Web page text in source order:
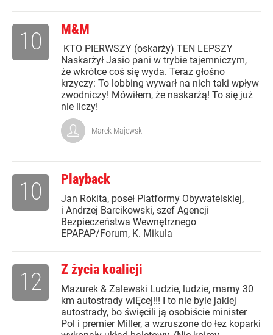
M&M
KTO PIERWSZY (oskarży) TEN LEPSZY
Naskarżył Jasio pani w trybie tajemniczym,
że wkrótce coś się wyda. Teraz głośno
krzyczy: To lobbing wywarł na nich taki wpływ
zwodniczy! Mówiłem, że naskarżą! To się już
nie liczy!
10
Marek Majewski
Playback
Jan Rokita, poseł Platformy Obywatelskiej,
i Andrzej Barcikowski, szef Agencji
Bezpieczeństwa Wewnętrznego
EPAPAP/Forum, K. Mikula
10
Z życia koalicji
Mazurek & Zalewski Ludzie, ludzie, mamy 30
km autostrady wiĘcej!!! I to nie byle jakiej
autostrady, bo święcili ją osobiście minister
Pol i premier Miller, a wzruszone do łez koparki
12